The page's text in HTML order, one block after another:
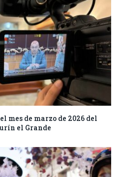
de marzo de 2026 del
el Grande